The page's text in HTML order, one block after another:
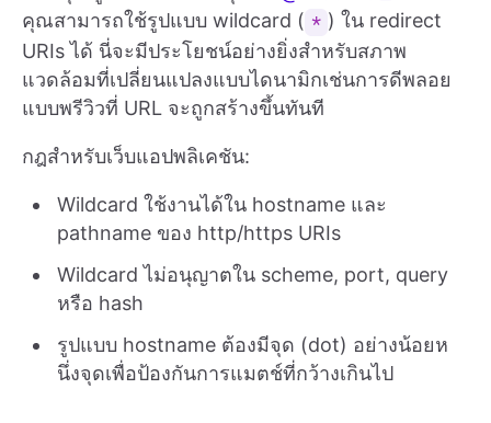
คุณสามารถใช้รูปแบบ wildcard ( * ) ใน redirect
URIs ได้ นี่จะมีประโยชน์อย่างยิ่งสำหรับสภาพ
แวดล้อมที่เปลี่ยนแปลงแบบไดนามิกเช่นการดีพลอย
แบบพรีวิวที่ URL จะถูกสร้างขึ้นทันที
กฎสำหรับเว็บแอปพลิเคชัน:
Wildcard ใช้งานได้ใน hostname และ
pathname ของ http/https URIs
Wildcard ไม่อนุญาตใน scheme, port, query
หรือ hash
รูปแบบ hostname ต้องมีจุด (dot) อย่างน้อยห
นึ่งจุดเพื่อป้องกันการแมตช์ที่กว้างเกินไป